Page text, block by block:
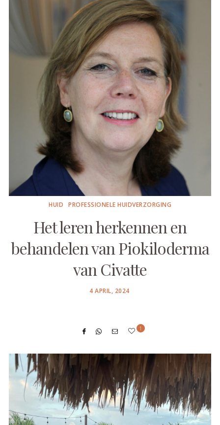
HUID PROFESSIONELE HUIDVERZORGING
Het leren herkennen en
behandelen van Piokiloderma
van Civatte
POSTED
4 APRIL, 2024
1